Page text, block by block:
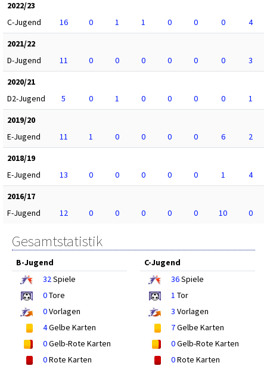
2022/23
C-Jugend
16 0 1 1 0 0 0
4
2021/22
D-Jugend
11 0 0 0 0 0 0
3
2020/21
D2-Jugend
5 0 1 0 0 0 0
1
2019/20
E-Jugend
11 1 0 0 0 0 6
2
2018/19
E-Jugend
13 0 0 0 0 0 1
4
2016/17
F-Jugend
12 0 0 0 0 0 10 0
Gesamtstatistik
B-Jugend
32 Spiele
0Tore
0Vorlagen
4Gelbe Karten
0Gelb-Rote Karten
0Rote Karten
C-Jugend
36Spiele
1 Tor
3 Vorlagen
7Gelbe Karten
0Gelb-Rote Karten
0Rote Karten